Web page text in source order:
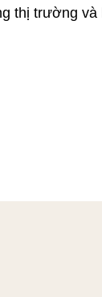
thị trường và